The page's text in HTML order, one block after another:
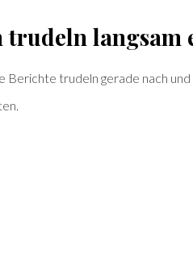
trudeln langsam
Berichte trudeln gerade nach und